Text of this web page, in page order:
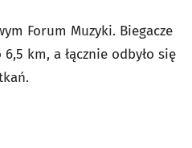
Forum Muzyki. Biegacze
km, a łącznie odbyło się